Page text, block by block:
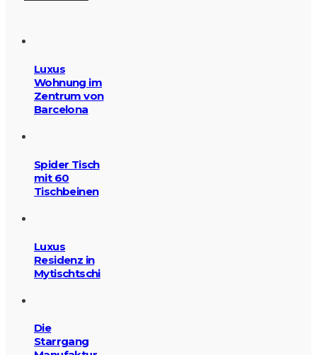
Luxus
Wohnung im
Zentrum von
Barcelona
Spider Tisch
mit 60
Tischbeinen
Luxus
Residenz in
Mytischtschi
Die
Starrgang